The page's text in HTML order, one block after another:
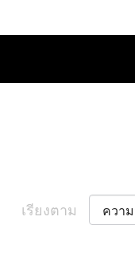
เรียงตาม